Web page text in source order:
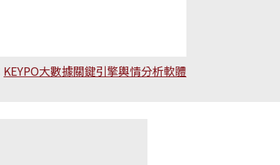
KEYPO大數據關鍵引擎輿情分析軟體